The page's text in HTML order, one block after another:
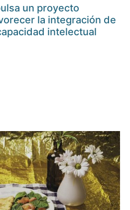
un proyecto
la integración de
intelectual